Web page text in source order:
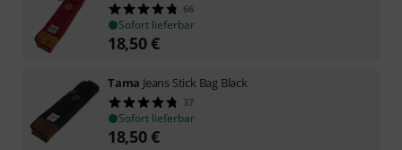
66
Sofort lieferbar
18,50€
Tama Jeans Stick Bag Black
37
Sofort lieferbar
18,50€